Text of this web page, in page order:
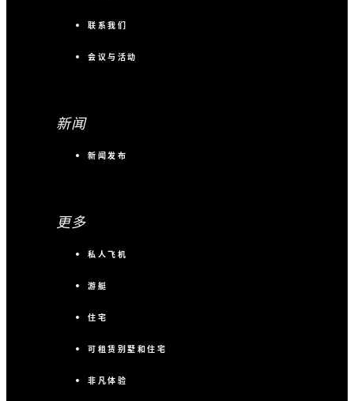
联系我们
会议与活动
新闻
新闻发布
更多
私人飞机
游艇
住宅
可租赁别墅和住宅
非凡体验